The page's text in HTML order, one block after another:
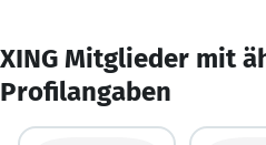
XING Mitglieder mit
Profilangaben